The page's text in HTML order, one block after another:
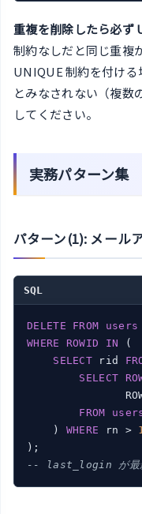
重複を削除したら必ず
制約なしだと同じ重複
UNIQUE 制約を付け
とみなされない（複数
してください。
実務パターン集
パターン(1): メール
SQL
DELETE FROM
users
WHERE
ROWID IN (
SELECT rid
SELECT
FROM
    )
WHERE rn >
-- last_login が最新